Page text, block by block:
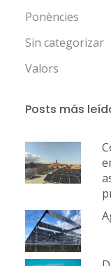
Ponències
Sin categorizar
Valors
Posts más